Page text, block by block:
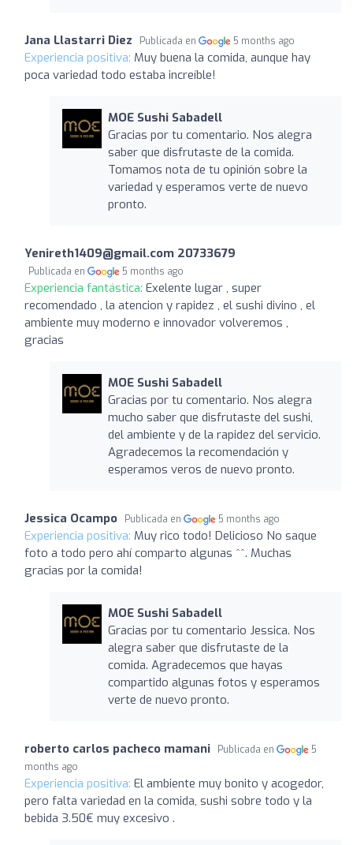
Jana Llastarri Diez Publicada en 5 months ago
Experiencia positiva: Muy buena la comida, aunque hay
poca variedad todo estaba increíble!
MOE Sushi Sabadell
Gracias por tu comentario. Nos alegra
saber que disfrutaste de la comida.
Tomamos nota de tu opinión sobre la
variedad y esperamos verte de nuevo
pronto.
Yenireth1409@gmail.com 20733679
Publicada en 5 months ago
Experiencia fantástica: Exelente lugar , super
recomendado , la atencion y rapidez , el sushi divino , el
ambiente muy moderno e innovador volveremos ,
gracias
MOE Sushi Sabadell
Gracias por tu comentario. Nos alegra
mucho saber que disfrutaste del sushi,
del ambiente y de la rapidez del servicio.
Agradecemos la recomendación y
esperamos veros de nuevo pronto.
Jessica Ocampo Publicada en 5 months ago
Experiencia positiva: Muy rico todo! Delicioso No saque
foto a todo pero ahí comparto algunas ^^. Muchas
gracias por la comida!
MOE Sushi Sabadell
Gracias por tu comentario Jessica. Nos
alegra saber que disfrutaste de la
comida. Agradecemos que hayas
compartido algunas fotos y esperamos
verte de nuevo pronto.
roberto carlos pacheco mamani Publicada en
5
months ago
Experiencia positiva: El ambiente muy bonito y acogedor,
pero falta variedad en la comida, sushi sobre todo y la
bebida 3.50€ muy excesivo .